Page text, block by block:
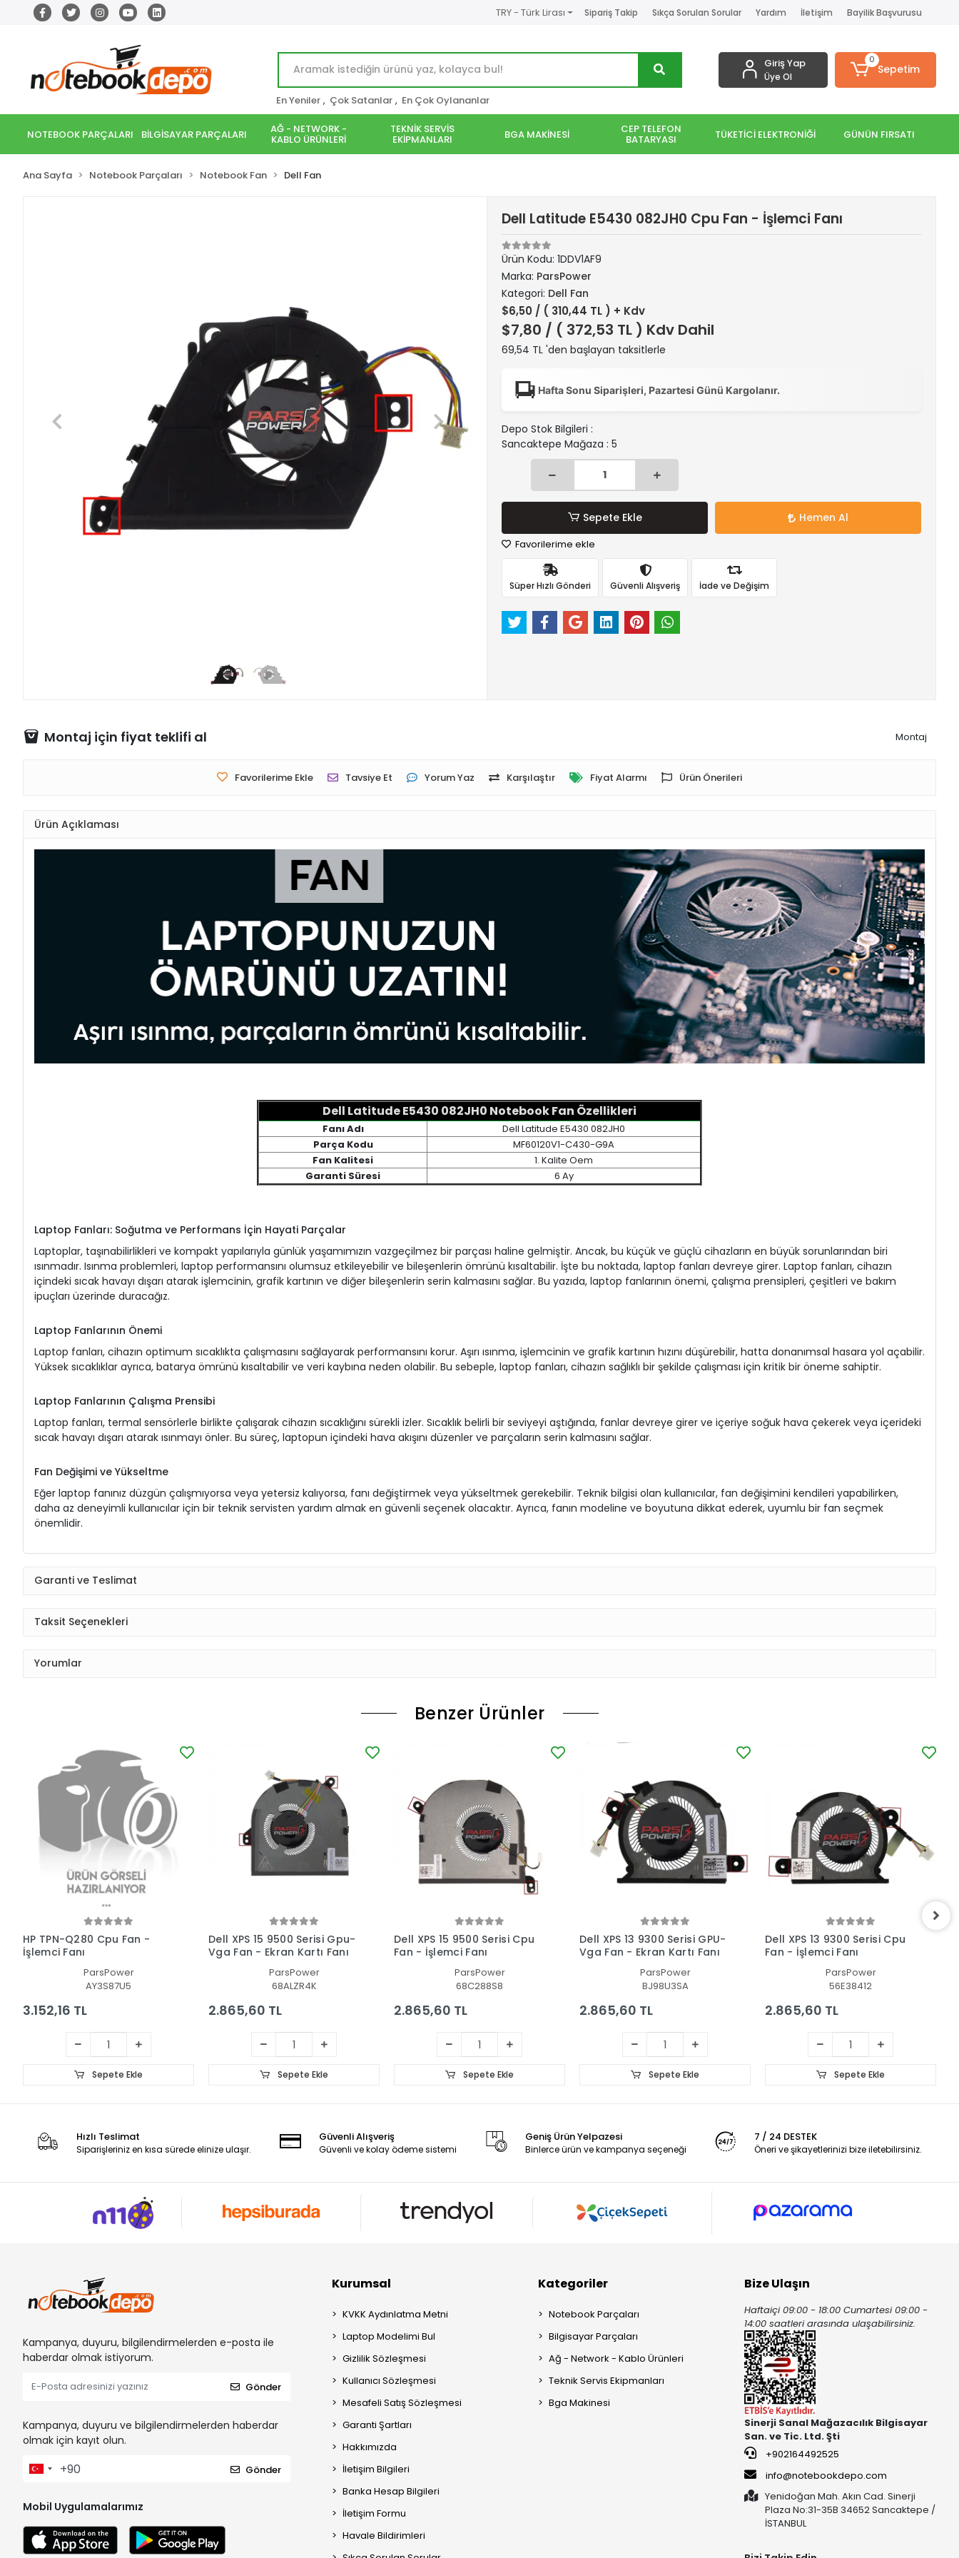
TRY - Türk Lirası Sipariş Takip Sıkça Sorulan Sorular Yardım İletişim Bayilik Başvurusu
En Yeniler , Çok Satanlar , En Çok Oylananlar
Giriş Yap
Üye Ol
0
Sepetim
NOTEBOOK PARÇALARI BİLGİSAYAR PARÇALARI AĞ - NETWORK -
KABLO ÜRÜNLERİ
TEKNİK SERVİS
EKİPMANLARI BGA MAKİNESİ CEP TELEFON
BATARYASI TÜKETİCİ ELEKTRONİĞİ GÜNÜN FIRSATI
Ana Sayfa Notebook Parçaları Notebook Fan Dell Fan
Dell Latitude E5430 082JH0 Cpu Fan - İşlemci Fanı
Ürün Kodu: 1DDV1AF9
Marka: ParsPower
Kategori: Dell Fan
$6,50 / ( 310,44 TL ) + Kdv
$7,80 / ( 372,53 TL ) Kdv Dahil
69,54 TL 'den başlayan taksitlerle
Hafta Sonu Siparişleri, Pazartesi Günü Kargolanır.
Depo Stok Bilgileri :
Sancaktepe Mağaza : 5
Sepete Ekle Hemen Al
Favorilerime ekle
Süper Hızlı Gönderi Güvenli Alışveriş İade ve Değişim
Montaj için fiyat teklifi al Montaj
Favorilerime Ekle Tavsiye Et Yorum Yaz Karşılaştır Fiyat Alarmı Ürün Önerileri
Ürün Açıklaması
Dell Latitude E5430 082JH0 Notebook Fan Özellikleri
Fanı Adı
Dell Latitude E5430 082JH0
Parça Kodu
MF60120V1-C430-G9A
Fan Kalitesi
1. Kalite Oem
Garanti Süresi
6 Ay
Laptop Fanları: Soğutma ve Performans İçin Hayati Parçalar
Laptoplar, taşınabilirlikleri ve kompakt yapılarıyla günlük yaşamımızın vazgeçilmez bir parçası haline gelmiştir. Ancak, bu küçük ve güçlü cihazların en büyük sorunlarından biri
ısınmadır. Isınma problemleri, laptop performansını olumsuz etkileyebilir ve bileşenlerin ömrünü kısaltabilir. İşte bu noktada, laptop fanları devreye girer. Laptop fanları, cihazın
içindeki sıcak havayı dışarı atarak işlemcinin, grafik kartının ve diğer bileşenlerin serin kalmasını sağlar. Bu yazıda, laptop fanlarının önemi, çalışma prensipleri, çeşitleri ve bakım
ipuçları üzerinde duracağız.
Laptop Fanlarının Önemi
Laptop fanları, cihazın optimum sıcaklıkta çalışmasını sağlayarak performansını korur. Aşırı ısınma, işlemcinin ve grafik kartının hızını düşürebilir, hatta donanımsal hasara yol açabilir.
Yüksek sıcaklıklar ayrıca, batarya ömrünü kısaltabilir ve veri kaybına neden olabilir. Bu sebeple, laptop fanları, cihazın sağlıklı bir şekilde çalışması için kritik bir öneme sahiptir.
Laptop Fanlarının Çalışma Prensibi
Laptop fanları, termal sensörlerle birlikte çalışarak cihazın sıcaklığını sürekli izler. Sıcaklık belirli bir seviyeyi aştığında, fanlar devreye girer ve içeriye soğuk hava çekerek veya içerideki
sıcak havayı dışarı atarak ısınmayı önler. Bu süreç, laptopun içindeki hava akışını düzenler ve parçaların serin kalmasını sağlar.
Fan Değişimi ve Yükseltme
Eğer laptop fanınız düzgün çalışmıyorsa veya yetersiz kalıyorsa, fanı değiştirmek veya yükseltmek gerekebilir. Teknik bilgisi olan kullanıcılar, fan değişimini kendileri yapabilirken,
daha az deneyimli kullanıcılar için bir teknik servisten yardım almak en güvenli seçenek olacaktır. Ayrıca, fanın modeline ve boyutuna dikkat ederek, uyumlu bir fan seçmek
önemlidir.
Garanti ve Teslimat
Taksit Seçenekleri
Yorumlar
Benzer Ürünler
HP TPN-Q280 Cpu Fan -
İşlemci Fanı
ParsPower
AY3S87U5
3.152,16 TL
Sepete Ekle
Dell XPS 15 9500 Serisi Gpu-
Vga Fan - Ekran Kartı Fanı
ParsPower
68ALZR4K
2.865,60 TL
Sepete Ekle
Dell XPS 15 9500 Serisi Cpu
Fan - İşlemci Fanı
ParsPower
68C288S8
2.865,60 TL
Sepete Ekle
Dell XPS 13 9300 Serisi GPU-
Vga Fan - Ekran Kartı Fanı
ParsPower
BJ98U3SA
2.865,60 TL
Sepete Ekle
Dell XPS 13 9300 Serisi Cpu
Fan - İşlemci Fanı
ParsPower
56E38412
2.865,60 TL
Sepete Ekle
Hızlı Teslimat
Siparişleriniz en kısa sürede elinize ulaşır.
Güvenli Alışveriş
Güvenli ve kolay ödeme sistemi
Geniş Ürün Yelpazesi
Binlerce ürün ve kampanya seçeneği
7 / 24 DESTEK
Öneri ve şikayetlerinizi bize iletebilirsiniz.
Kampanya, duyuru, bilgilendirmelerden e-posta ile
haberdar olmak istiyorum.
Gönder
Kampanya, duyuru ve bilgilendirmelerden haberdar
olmak için kayıt olun.
Gönder
Mobil Uygulamalarımız
Kurumsal
KVKK Aydınlatma Metni
Laptop Modelimi Bul
Gizlilik Sözleşmesi
Kullanıcı Sözleşmesi
Mesafeli Satış Sözleşmesi
Garanti Şartları
Hakkımızda
İletişim Bilgileri
Banka Hesap Bilgileri
İletişim Formu
Havale Bildirimleri
Kategoriler
Notebook Parçaları
Bilgisayar Parçaları
Ağ - Network - Kablo Ürünleri
Teknik Servis Ekipmanları
Bga Makinesi
Bize Ulaşın
Haftaiçi 09:00 - 18:00 Cumartesi 09:00 -
14:00 saatleri arasında ulaşabilirsiniz.
Sinerji Sanal Mağazacılık Bilgisayar
San. ve Tic. Ltd. Şti
+902164492525
info@notebookdepo.com
Yenidoğan Mah. Akın Cad. Sinerji
Plaza No:31-35B 34652 Sancaktepe /
İSTANBUL